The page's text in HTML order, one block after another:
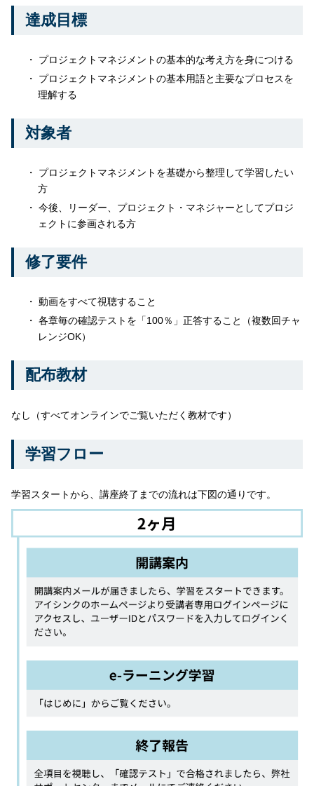
達成目標
プロジェクトマネジメントの基本的な考え方を身につける
プロジェクトマネジメントの基本用語と主要なプロセスを
理解する
対象者
プロジェクトマネジメントを基礎から整理して学習したい
方
今後、リーダー、プロジェクト・マネジャーとしてプロジ
ェクトに参画される方
修了要件
動画をすべて視聴すること
各章毎の確認テストを「100％」正答すること（複数回チャ
レンジOK）
配布教材
なし（すべてオンラインでご覧いただく教材です）
学習フロー
学習スタートから、講座終了までの流れは下図の通りです。